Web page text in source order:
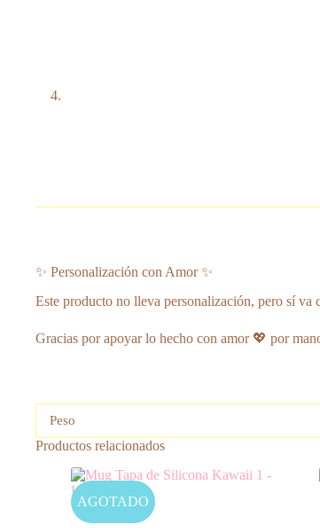
✨ Personalización con Amor ✨
Este producto no lleva personalización, pero sí va
Gracias por apoyar lo hecho con amor 💖 por
Peso
Productos relacionados
AGOTADO